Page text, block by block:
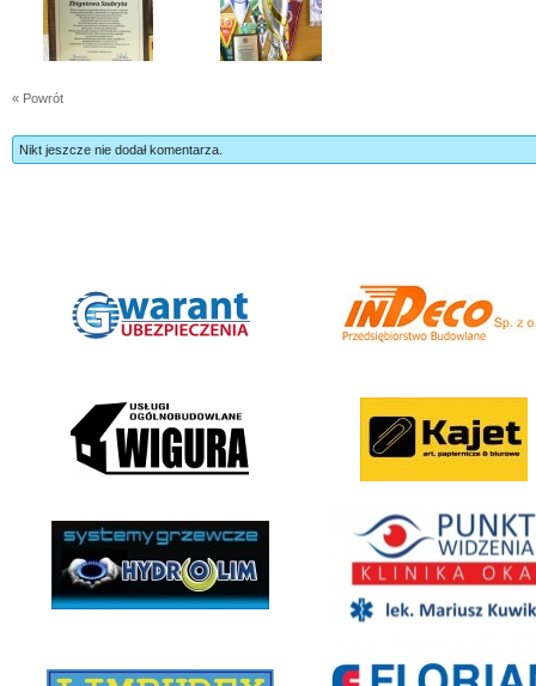
« Powrót
Nikt jeszcze nie dodał komentarza.